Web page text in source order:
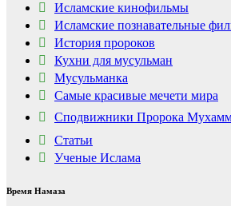
i
Ролик из Омска: вы
будете смеяться долго
Исламские кинофильмы
Исламские познавательные
История пророков
Кухни для мусульман
Мусульманка
Самые красивые мечети мира
Статьи
Ученые Ислама
Время Намаза